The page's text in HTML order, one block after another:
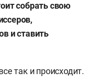
собрать свою
и ставить
так и происходит.